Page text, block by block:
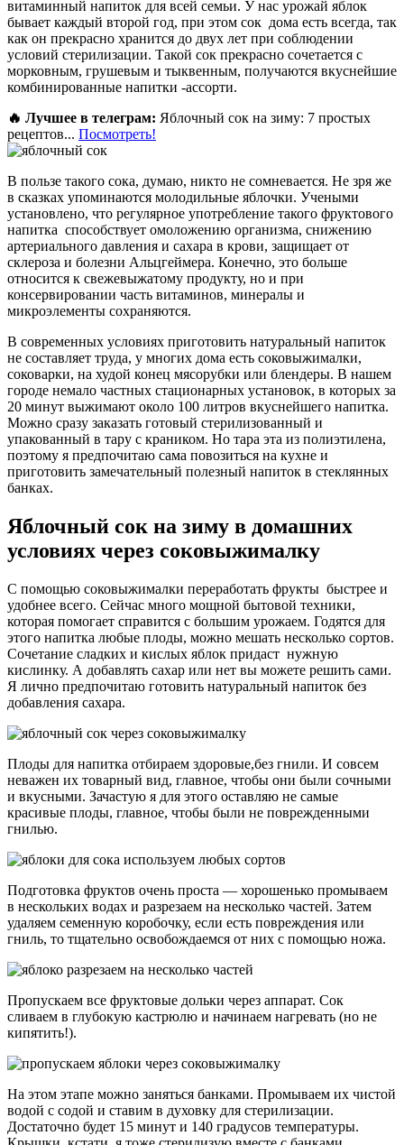
витаминный напиток для всей семьи. У нас урожай яблок
бывает каждый второй год, при этом сок дома есть всегда, так
как он прекрасно хранится до двух лет при соблюдении
условий стерилизации. Такой сок прекрасно сочетается с
морковным, грушевым и тыквенным, получаются вкуснейшие
комбинированные напитки -ассорти.
🔥 Лучшее в телеграм: Яблочный сок на зиму: 7 простых
рецептов... Посмотреть!
В пользе такого сока, думаю, никто не сомневается. Не зря же
в сказках упоминаются молодильные яблочки. Учеными
установлено, что регулярное употребление такого фруктового
напитка способствует омоложению организма, снижению
артериального давления и сахара в крови, защищает от
склероза и болезни Альцгеймера. Конечно, это больше
относится к свежевыжатому продукту, но и при
консервировании часть витаминов, минералы и
микроэлементы сохраняются.
В современных условиях приготовить натуральный напиток
не составляет труда, у многих дома есть соковыжималки,
соковарки, на худой конец мясорубки или блендеры. В нашем
городе немало частных стационарных установок, в которых за
20 минут выжимают около 100 литров вкуснейшего напитка.
Можно сразу заказать готовый стерилизованный и
упакованный в тару с краником. Но тара эта из полиэтилена,
поэтому я предпочитаю сама повозиться на кухне и
приготовить замечательный полезный напиток в стеклянных
банках.
Яблочный сок на зиму в домашних
условиях через соковыжималку
С помощью соковыжималки переработать фрукты быстрее и
удобнее всего. Сейчас много мощной бытовой техники,
которая помогает справится с большим урожаем. Годятся для
этого напитка любые плоды, можно мешать несколько сортов.
Сочетание сладких и кислых яблок придаст нужную
кислинку. А добавлять сахар или нет вы можете решить сами.
Я лично предпочитаю готовить натуральный напиток без
добавления сахара.
Плоды для напитка отбираем здоровые,без гнили. И совсем
неважен их товарный вид, главное, чтобы они были сочными
и вкусными. Зачастую я для этого оставляю не самые
красивые плоды, главное, чтобы были не поврежденными
гнилью.
Подготовка фруктов очень проста — хорошенько промываем
в нескольких водах и разрезаем на несколько частей. Затем
удаляем семенную коробочку, если есть повреждения или
гниль, то тщательно освобождаемся от них с помощью ножа.
Пропускаем все фруктовые дольки через аппарат. Сок
сливаем в глубокую кастрюлю и начинаем нагревать (но не
кипятить!).
На этом этапе можно заняться банками. Промываем их чистой
водой с содой и ставим в духовку для стерилизации.
Достаточно будет 15 минут и 140 градусов температуры.